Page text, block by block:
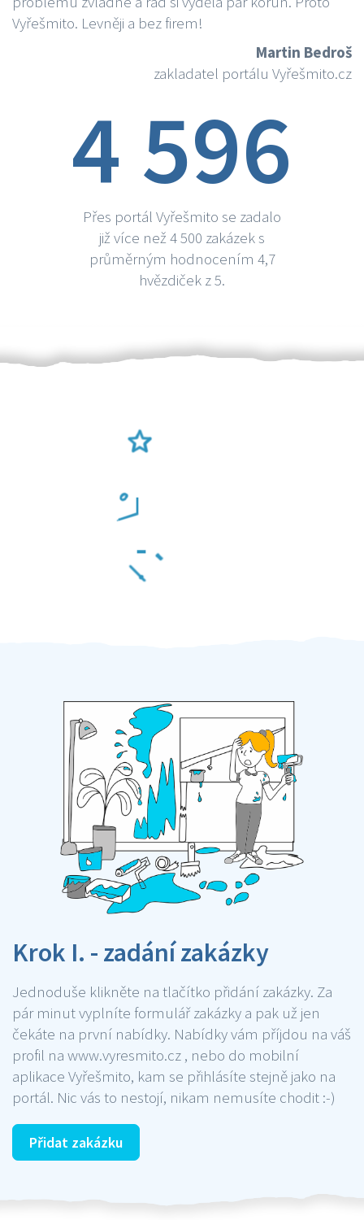
Vyřešmito. Levněji a bez firem!
Martin Bedroš
zakladatel portálu Vyřešmito.cz
4 596
Přes portál Vyřešmito se zadalo
již více než 4 500 zakázek s
průměrným hodnocením 4,7
hvězdiček z 5.
Krok I. - zadání zakázky
Jednoduše klikněte na tlačítko přidání zakázky. Za
pár minut vyplníte formulář zakázky a pak už jen
čekáte na první nabídky. Nabídky vám příjdou na váš
profil na www.vyresmito.cz , nebo do mobilní
aplikace Vyřešmito, kam se přihlásíte stejně jako na
portál. Nic vás to nestojí, nikam nemusíte chodit :-)
Přidat zakázku